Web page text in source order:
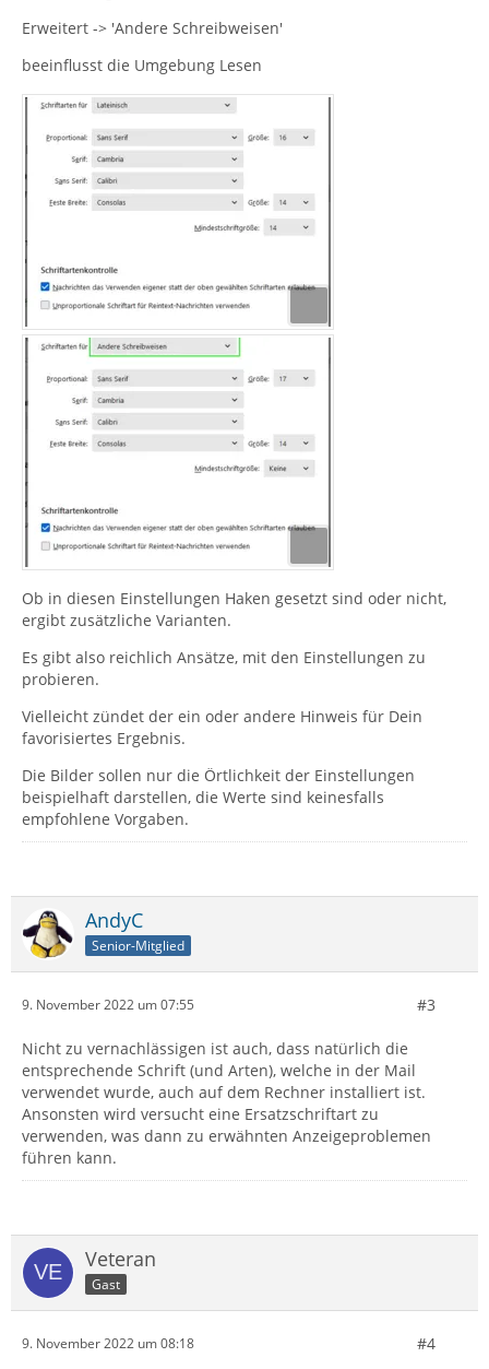
Erweitert -> 'Andere Schreibweisen'
beeinflusst die Umgebung Lesen
Ob in diesen Einstellungen Haken gesetzt sind oder nicht,
ergibt zusätzliche Varianten.
Es gibt also reichlich Ansätze, mit den Einstellungen zu
probieren.
Vielleicht zündet der ein oder andere Hinweis für Dein
favorisiertes Ergebnis.
Die Bilder sollen nur die Örtlichkeit der Einstellungen
beispielhaft darstellen, die Werte sind keinesfalls
empfohlene Vorgaben.
AndyC
Senior-Mitglied
9. November 2022 um 07:55 #3
Nicht zu vernachlässigen ist auch, dass natürlich die
entsprechende Schrift (und Arten), welche in der Mail
verwendet wurde, auch auf dem Rechner installiert ist.
Ansonsten wird versucht eine Ersatzschriftart zu
verwenden, was dann zu erwähnten Anzeigeproblemen
führen kann.
Veteran
Gast
9. November 2022 um 08:18 #4